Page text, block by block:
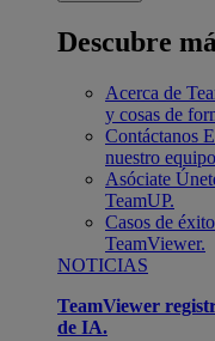
Descubre
Acerca de
y cosas de
Contáctanos
nuestro
Asóciate
TeamUP.
Casos de éxito
TeamViewer.
NOTICIAS
TeamViewer
de IA.